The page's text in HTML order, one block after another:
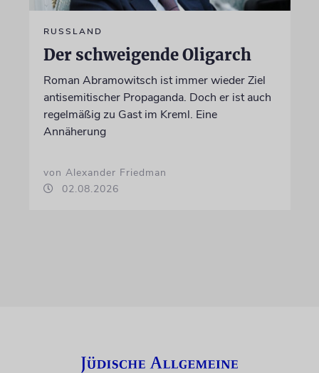
RUSSLAND
Der schweigende Oligarch
Roman Abramowitsch ist immer wieder Ziel
antisemitischer Propaganda. Doch er ist auch
regelmäßig zu Gast im Kreml. Eine
Annäherung
von Alexander Friedman
02.08.2026